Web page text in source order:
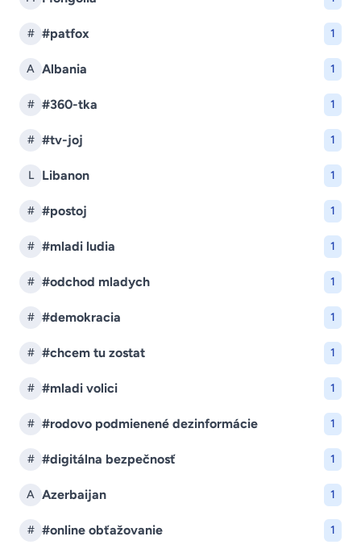
# #patfox 1
A Albania 1
# #360-tka 1
# #tv-joj 1
L Libanon 1
# #postoj 1
# #mladi ludia 1
# #odchod mladych 1
# #demokracia 1
# #chcem tu zostat 1
# #mladi volici 1
# #rodovo podmienené dezinformácie 1
# #digitálna bezpečnosť 1
A Azerbaijan 1
# #online obťažovanie 1